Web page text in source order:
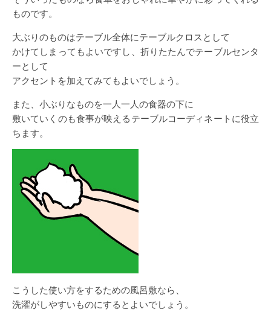
ものです。
大ぶりのものはテーブル全体にテーブルクロスとして
かけてしまってもよいですし、折りたたんでテーブルセンタ
ーとして
アクセントを加えてみてもよいでしょう。
また、小ぶりなものを一人一人の食器の下に
敷いていくのも食事が映えるテーブルコーディネートに役立
ちます。
こうした使い方をするための風呂敷なら、
洗濯がしやすいものにするとよいでしょう。